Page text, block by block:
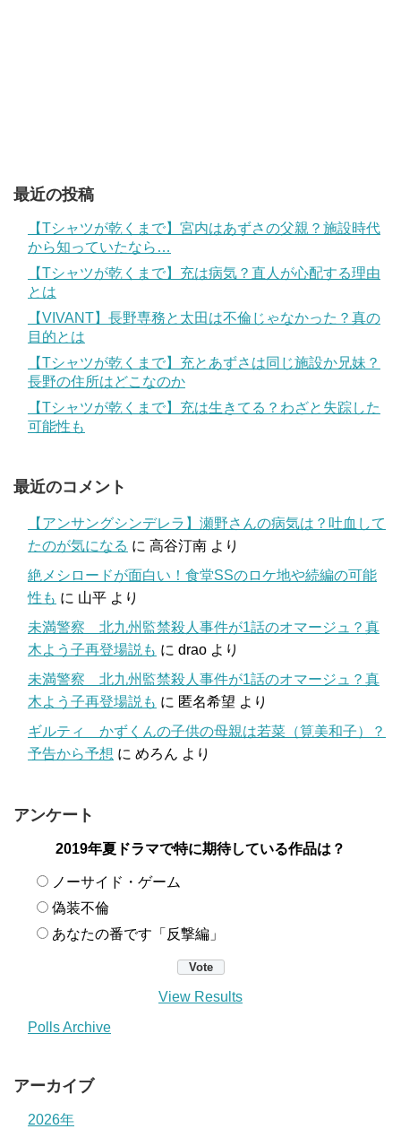
最近の投稿
【Tシャツが乾くまで】宮内はあずさの父親？施設時代
から知っていたなら…
【Tシャツが乾くまで】充は病気？直人が心配する理由
とは
【VIVANT】長野専務と太田は不倫じゃなかった？真の
目的とは
【Tシャツが乾くまで】充とあずさは同じ施設か兄妹？
長野の住所はどこなのか
【Tシャツが乾くまで】充は生きてる？わざと失踪した
可能性も
最近のコメント
【アンサングシンデレラ】瀬野さんの病気は？吐血して
たのが気になる に 高谷汀南 より
絶メシロードが面白い！食堂SSのロケ地や続編の可能
性も に 山平 より
未満警察 北九州監禁殺人事件が1話のオマージュ？真
木よう子再登場説も に drao より
未満警察 北九州監禁殺人事件が1話のオマージュ？真
木よう子再登場説も に 匿名希望 より
ギルティ かずくんの子供の母親は若菜（筧美和子）？
予告から予想 に めろん より
アンケート
2019年夏ドラマで特に期待している作品は？
ノーサイド・ゲーム
偽装不倫
あなたの番です「反撃編」
View Results
Polls Archive
アーカイブ
2026年